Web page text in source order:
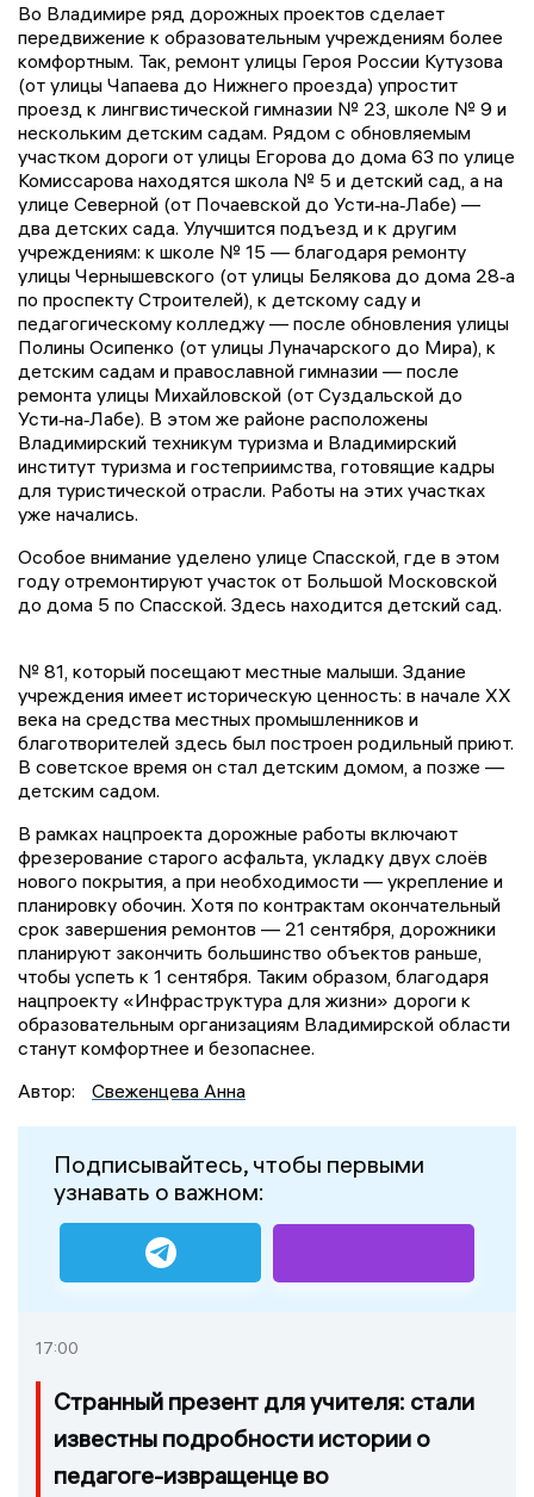
Во Владимире ряд дорожных проектов сделает
передвижение к образовательным учреждениям более
комфортным. Так, ремонт улицы Героя России Кутузова
(от улицы Чапаева до Нижнего проезда) упростит
проезд к лингвистической гимназии № 23, школе № 9 и
нескольким детским садам. Рядом с обновляемым
участком дороги от улицы Егорова до дома 63 по улице
Комиссарова находятся школа № 5 и детский сад, а на
улице Северной (от Почаевской до Усти‑на‑Лабе) —
два детских сада. Улучшится подъезд и к другим
учреждениям: к школе № 15 — благодаря ремонту
улицы Чернышевского (от улицы Белякова до дома 28‑а
по проспекту Строителей), к детскому саду и
педагогическому колледжу — после обновления улицы
Полины Осипенко (от улицы Луначарского до Мира), к
детским садам и православной гимназии — после
ремонта улицы Михайловской (от Суздальской до
Усти‑на‑Лабе). В этом же районе расположены
Владимирский техникум туризма и Владимирский
институт туризма и гостеприимства, готовящие кадры
для туристической отрасли. Работы на этих участках
уже начались.
Особое внимание уделено улице Спасской, где в этом
году отремонтируют участок от Большой Московской
до дома 5 по Спасской. Здесь находится детский сад.
№ 81, который посещают местные малыши. Здание
учреждения имеет историческую ценность: в начале XX
века на средства местных промышленников и
благотворителей здесь был построен родильный приют.
В советское время он стал детским домом, а позже —
детским садом.
В рамках нацпроекта дорожные работы включают
фрезерование старого асфальта, укладку двух слоёв
нового покрытия, а при необходимости — укрепление и
планировку обочин. Хотя по контрактам окончательный
срок завершения ремонтов — 21 сентября, дорожники
планируют закончить большинство объектов раньше,
чтобы успеть к 1 сентября. Таким образом, благодаря
нацпроекту «Инфраструктура для жизни» дороги к
образовательным организациям Владимирской области
станут комфортнее и безопаснее.
Автор:
Свеженцева Анна
Подписывайтесь, чтобы первыми
узнавать о важном:
17:00
Странный презент для учителя: стали
известны подробности истории о
педагоге-извращенце во